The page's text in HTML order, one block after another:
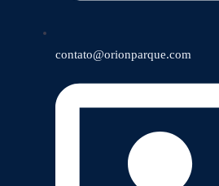
contato@orionparque.com